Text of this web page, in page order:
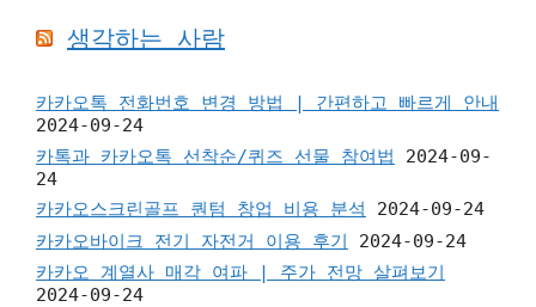
생각하는 사람
카카오톡 전화번호 변경 방법 | 간편하고 빠르게 안내
2024-09-24
카톡과 카카오톡 선착순/퀴즈 선물 참여법
2024-09-
24
카카오스크린골프 퀀텀 창업 비용 분석
2024-09-24
카카오바이크 전기 자전거 이용 후기
2024-09-24
카카오 계열사 매각 여파 | 주가 전망 살펴보기
2024-09-24